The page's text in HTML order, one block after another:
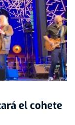
el cohete